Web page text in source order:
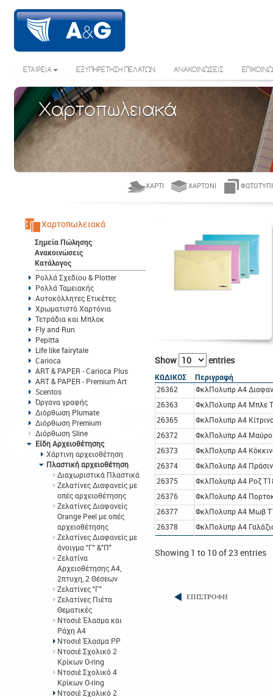
ΕΤΑΙΡΕΙΑ ΕΞΥΠΗΡΕΤΗΣΗ ΠΕΛΑΤΩΝ ΑΝΑΚΟΙΝΩΣΕΙΣ
Χαρτοπωλειακά
ΧΑΡΤΊ ΧΑΡΤΌΝΙ
Χαρτοπωλειακά
Σημεία Πώλησης
Ανακοινώσεις
Κατάλογος
Ρολλά Σχεδίου & Plotter
Ρολλά Ταμειακής
Αυτοκόλλητες Ετικέτες
Χρωματιστά Χαρτόνια
Τετράδια και Μπλοκ
Fly and Run
Pepitta
Life like fairytale
Carioca
ART & PAPER - Carioca Plus
ART & PAPER - Premium Art
Scentos
Όργανα γραφής
Διόρθωση Plumate
Διόρθωση Premium
Διόρθωση Sline
Είδη Αρχειοθέτησης
Χάρτινη αρχειοθέτηση
Πλαστική αρχειοθέτηση
Διαχωριστικά Πλαστικά
Ζελατίνες Διαφανείς με
οπές αρχειοθέτησης
Ζελατίνες Διαφανείς
Orange Peel με οπές
αρχειοθέτησης
Ζελατίνες Διαφανείς με
άνοιγμα "Γ" &"Π"
Ζελατίνα
Αρχειοθέτησης Α4,
2πτυχη, 2 Θέσεων
Ζελατίνες "Γ"
Ζελατίνες Πιέτα
Θεματικές
Ντοσιέ Έλασμα και
Ράχη Α4
Ντοσιέ Έλασμα PP
Ντοσιέ Σχολικό 2
Κρίκων O-ring
Ντοσιέ Σχολικό 4
Κρίκων O-ring
Ντοσιέ Σχολικό 2
Show entries
ΚΩΔΙΚΟΣ
Περιγραφή
26362
ΦκλΠολυπρ A4
26363
ΦκλΠολυπρ A4 Μπλε
26365
ΦκλΠολυπρ A4
26372
ΦκλΠολυπρ A4
26373
ΦκλΠολυπρ A4
26374
ΦκλΠολυπρ A4
26375
ΦκλΠολυπρ A4 Ροζ
26376
ΦκλΠολυπρ A4
26377
ΦκλΠολυπρ A4 Μωβ
26378
ΦκλΠολυπρ A4
Showing 1 to 10 of 23 entries
ΕΠΙΣΤΡΟΦΗ